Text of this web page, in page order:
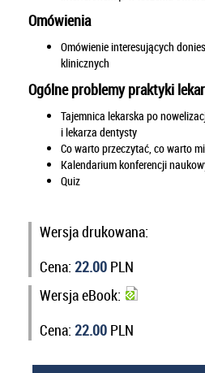
Omówienia
Omówienie interesujących
klinicznych
Ogólne problemy praktyki
Tajemnica lekarska po
i lekarza dentysty
Co warto przeczytać, co warto
Kalendarium konferencji
Quiz
Wersja drukowana:
Cena: 22.00 PLN
Wersja eBook:
Cena: 22.00 PLN